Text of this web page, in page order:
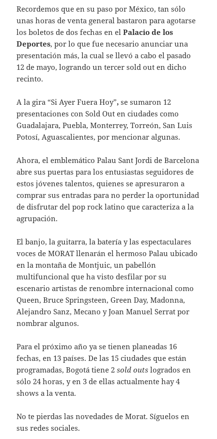
Recordemos que en su paso por México, tan sólo
unas horas de venta general bastaron para agotarse
los boletos de dos fechas en elPalacio de los
Deportes, por lo que fue necesario anunciar una
presentación más, la cual se llevó a cabo el pasado
12 de mayo, logrando un tercer sold out en dicho
recinto.
A la gira “Si Ayer Fuera Hoy”,se sumaron 12
presentaciones con Sold Out en ciudades como
Guadalajara, Puebla, Monterrey, Torreón, San Luis
Potosí, Aguascalientes, por mencionar algunas.
Ahora, el emblemático Palau Sant Jordi de Barcelona
abre sus puertas para los entusiastas seguidores de
estos jóvenes talentos, quienes se apresuraron a
comprar sus entradas para no perder la oportunidad
de disfrutar del pop rock latino que caracteriza a la
agrupación.
El banjo, la guitarra, la batería y las espectaculares
voces de MORAT llenarán el hermoso Palau ubicado
en la montaña de Montjuic, un pabellón
multifuncional que ha visto desfilar por su
escenario artistas de renombre internacional como
Queen, Bruce Springsteen, Green Day, Madonna,
Alejandro Sanz, Mecano y Joan Manuel Serrat por
nombrar algunos.
Para el próximo año ya se tienen planeadas 16
fechas, en 13 países. De las 15 ciudades que están
programadas, Bogotá tiene 2sold outs logrados en
sólo 24 horas, y en 3 de ellas actualmente hay 4
shows a la venta.
No te pierdas las novedades de Morat. Síguelos en
sus redes sociales.